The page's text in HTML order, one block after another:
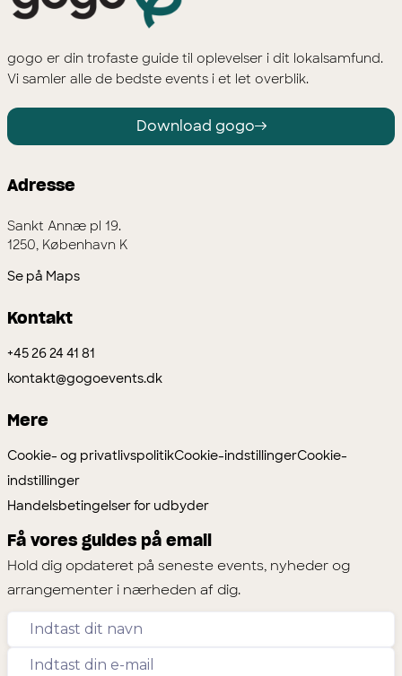
gogo er din trofaste guide til oplevelser i dit lokalsamfund.
Vi samler alle de bedste events i et let overblik.
Download gogo
Adresse
Sankt Annæ pl 19.
1250, København K
Se på Maps
Kontakt
+45 26 24 41 81
kontakt@gogoevents.dk
Mere
Cookie- og privatlivspolitikCookie-indstillingerCookie-
indstillinger
Handelsbetingelser for udbyder
Få vores guides på email
Hold dig opdateret på seneste events, nyheder og
arrangementer i nærheden af dig.